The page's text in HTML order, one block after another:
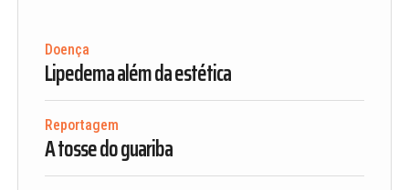
Doença
Lipedema além da estética
Reportagem
A tosse do guariba